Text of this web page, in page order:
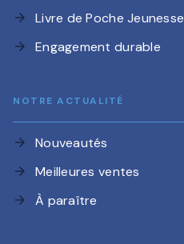
arrow_forward Livre de Poche Jeunesse
arrow_forward Engagement durable
NOTRE ACTUALITÉ
arrow_forward Nouveautés
arrow_forward Meilleures ventes
arrow_forward À paraître